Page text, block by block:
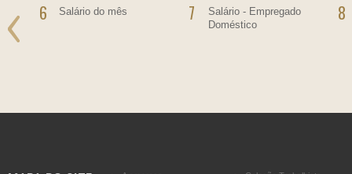
6 Salário do mês 7
Salário - Empregado
Doméstico
8